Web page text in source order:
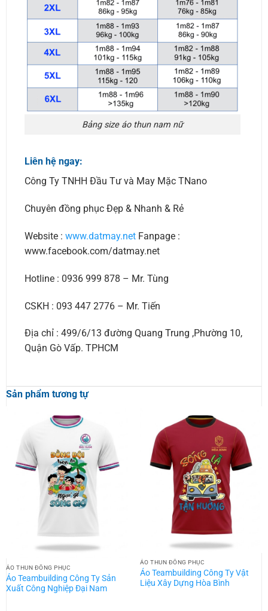
Bảng size áo thun nam nữ
Liên hệ ngay:
Công Ty TNHH Đầu Tư và May Mặc TNano
Chuyên đồng phục Đẹp & Nhanh & Rẻ
Website : www.datmay.netFanpage :
www.facebook.com/datmay.net
Hotline : 0936 999 878 – Mr. Tùng
CSKH : 093 447 2776 – Mr. Tiến
Địa chỉ : 499/6/13 đường Quang Trung ,Phường 10,
Quận Gò Vấp. TPHCM
Sản phẩm tương tự
ÁO THUN ĐỒNG PHỤC
Áo Teambuilding Công Ty Sản
Xuất Công Nghiệp Đại Nam
ÁO THUN ĐỒNG PHỤC
Áo Teambuilding Công Ty Vật
Liệu Xây Dựng Hòa Bình